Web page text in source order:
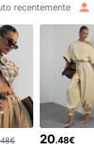
Follower
recentemente
20.48€